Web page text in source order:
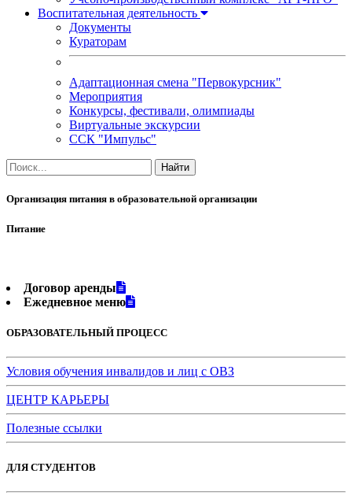
Воспитательная деятельность
Документы
Кураторам
Адаптационная смена "Первокурсник"
Мероприятия
Конкурсы, фестивали, олимпиады
Виртуальные экскурсии
ССК "Импульс"
Организация питания в образовательной организации
Питание
Договор аренды
Ежедневное меню
ОБРАЗОВАТЕЛЬНЫЙ ПРОЦЕСС
Условия обучения инвалидов и лиц с ОВЗ
ЦЕНТР КАРЬЕРЫ
Полезные ссылки
ДЛЯ СТУДЕНТОВ